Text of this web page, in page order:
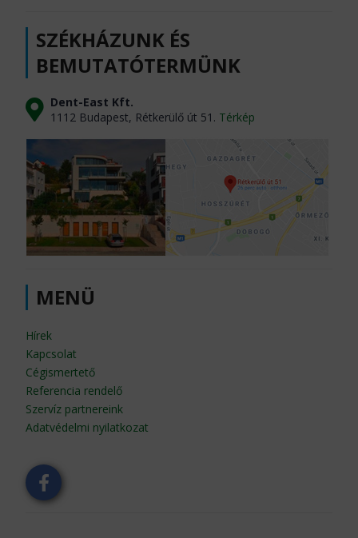
SZÉKHÁZUNK ÉS
BEMUTATÓTERMÜNK
Dent-East Kft.
1112 Budapest, Rétkerülő út 51. Térkép
MENÜ
Hírek
Kapcsolat
Cégismertető
Referencia rendelő
Szervíz partnereink
Adatvédelmi nyilatkozat